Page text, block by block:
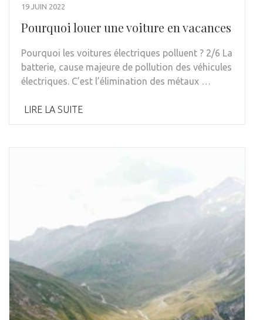
19 JUIN 2022
Pourquoi louer une voiture en vacances
Pourquoi les voitures électriques polluent ? 2/6 La
batterie, cause majeure de pollution des véhicules
électriques. C’est l’élimination des métaux …
LIRE LA SUITE